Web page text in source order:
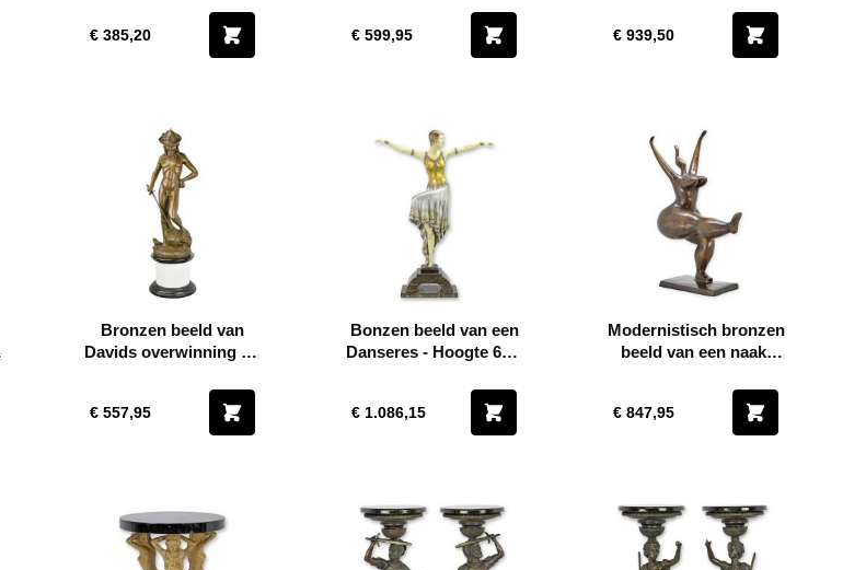
€ 385,20 € 599,95 € 939,50
Bronzen beeld van
Davids overwinning op
€ 557,95
Bonzen beeld van een
Danseres - Hoogte 69.3
€ 1.086,15
Modernistisch bronzen
beeld van een naakt
€ 847,95